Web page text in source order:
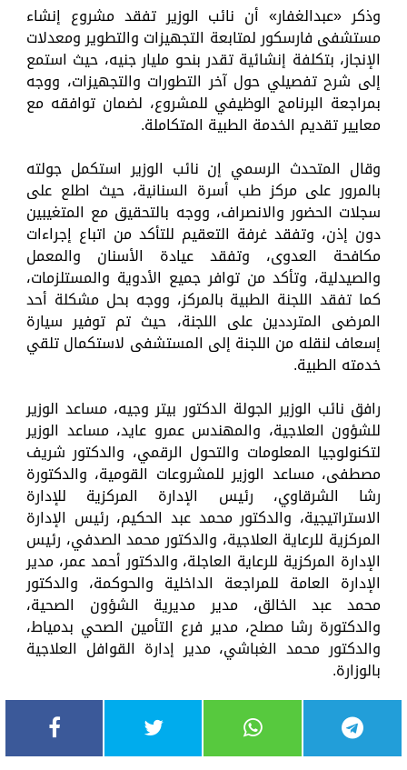
وذكر «عبدالغفار» أن نائب الوزير تفقد مشروع إنشاء
مستشفى فارسكور لمتابعة التجهيزات والتطوير ومعدلات
الإنجاز، بتكلفة إنشائية تقدر بنحو مليار جنيه، حيث استمع
إلى شرح تفصيلي حول آخر التطورات والتجهيزات، ووجه
بمراجعة البرنامج الوظيفي للمشروع، لضمان توافقه مع
معايير تقديم الخدمة الطبية المتكاملة.
وقال المتحدث الرسمي إن نائب الوزير استكمل جولته
بالمرور على مركز طب أسرة السنانية، حيث اطلع على
سجلات الحضور والانصراف، ووجه بالتحقيق مع المتغيبين
دون إذن، وتفقد غرفة التعقيم للتأكد من اتباع إجراءات
مكافحة العدوى، وتفقد عيادة الأسنان والمعمل
والصيدلية، وتأكد من توافر جميع الأدوية والمستلزمات،
كما تفقد اللجنة الطبية بالمركز، ووجه بحل مشكلة أحد
المرضى المترددين على اللجنة، حيث تم توفير سيارة
إسعاف لنقله من اللجنة إلى المستشفى لاستكمال تلقي
خدمته الطبية.
رافق نائب الوزير الجولة الدكتور بيتر وجيه، مساعد الوزير
للشؤون العلاجية، والمهندس عمرو عايد، مساعد الوزير
لتكنولوجيا المعلومات والتحول الرقمي، والدكتور شريف
مصطفى، مساعد الوزير للمشروعات القومية، والدكتورة
رشا الشرقاوي، رئيس الإدارة المركزية للإدارة
الاستراتيجية، والدكتور محمد عبد الحكيم، رئيس الإدارة
المركزية للرعاية العلاجية، والدكتور محمد الصدفي، رئيس
الإدارة المركزية للرعاية العاجلة، والدكتور أحمد عمر، مدير
الإدارة العامة للمراجعة الداخلية والحوكمة، والدكتور
محمد عبد الخالق، مدير مديرية الشؤون الصحية،
والدكتورة رشا مصلح، مدير فرع التأمين الصحي بدمياط،
والدكتور محمد الغباشي، مدير إدارة القوافل العلاجية
بالوزارة.